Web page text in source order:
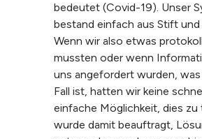
bedeutet (Covid-19). Unser
bestand einfach aus Stift und
Wenn wir also etwas
mussten oder wenn
uns angefordert wurden,
Fall ist, hatten wir keine
einfache Möglichkeit, dies zu
wurde damit beauftragt,